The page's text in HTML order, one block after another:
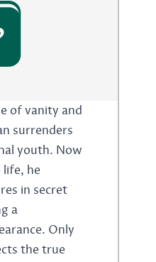
of vanity and
surrenders
youth. Now
life, he
in secret
a
Only
the true